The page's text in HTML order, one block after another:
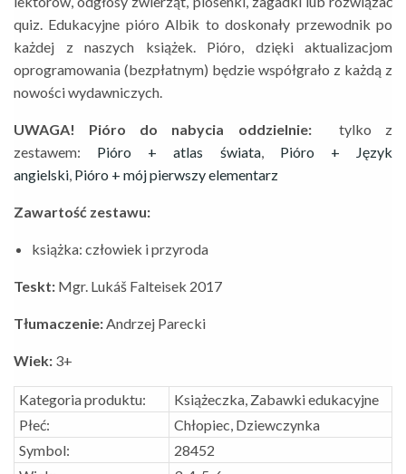
quiz. Edukacyjne pióro Albik to doskonały przewodnik po
każdej z naszych książek. Pióro, dzięki aktualizacjom
oprogramowania (bezpłatnym) będzie współgrało z każdą z
nowości wydawniczych.
UWAGA! Pióro do nabycia oddzielnie: tylko z
zestawem: Pióro + atlas świata, Pióro + Język
angielski Pióro + mój pierwszy elementarz
Zawartość zestawu:
książka: człowiek i przyroda
Teskt: Mgr. Lukáš Falteisek 2017
Tłumaczenie: Andrzej Parecki
Wiek: 3+
Kategoria produktu:
Książeczka, Zabawki edukacyjne
Płeć:
Chłopiec, Dziewczynka
Symbol:
28452